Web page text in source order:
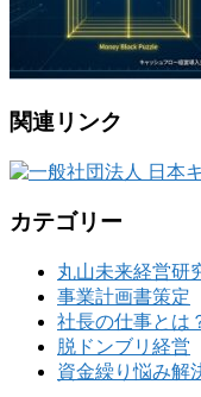
関連リンク
カテゴリー
丸山未来経営研
事業計画書策定
社長の仕事とは
脱ドンブリ経営
資金繰り悩み解